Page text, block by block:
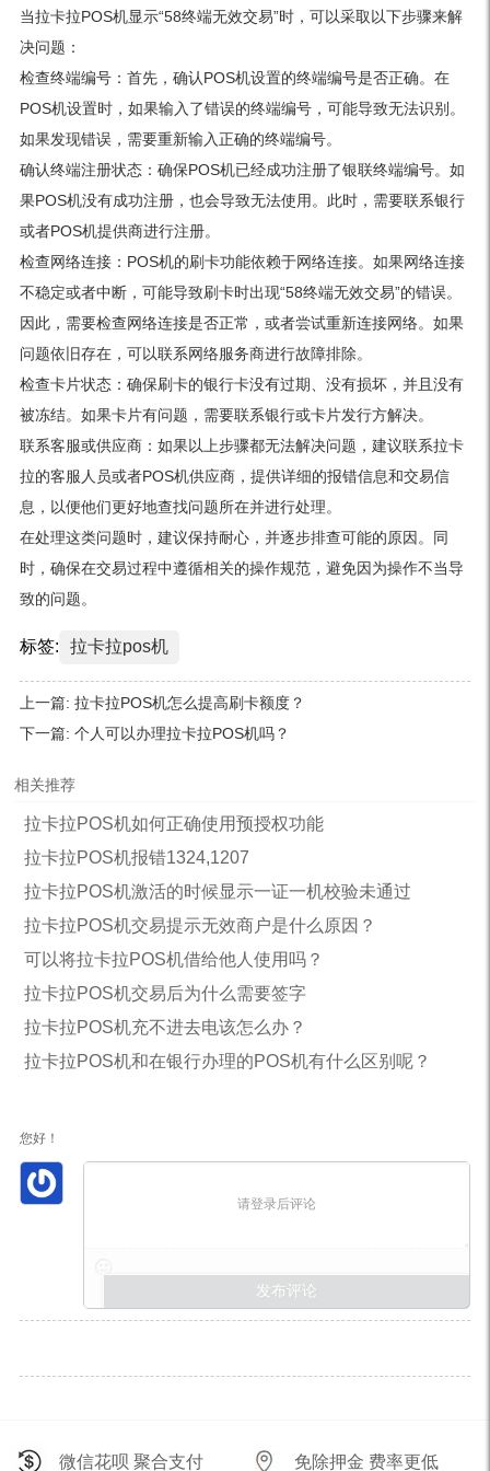
当拉卡拉POS机显示“58终端无效交易”时，可以采取以下步骤来解
决问题：
检查终端编号：首先，确认POS机设置的终端编号是否正确。在
POS机设置时，如果输入了错误的终端编号，可能导致无法识别。
如果发现错误，需要重新输入正确的终端编号。
确认终端注册状态：确保POS机已经成功注册了银联终端编号。如
果POS机没有成功注册，也会导致无法使用。此时，需要联系银行
或者POS机提供商进行注册。
检查网络连接：POS机的刷卡功能依赖于网络连接。如果网络连接
不稳定或者中断，可能导致刷卡时出现“58终端无效交易”的错误。
因此，需要检查网络连接是否正常，或者尝试重新连接网络。如果
问题依旧存在，可以联系网络服务商进行故障排除。
检查卡片状态：确保刷卡的银行卡没有过期、没有损坏，并且没有
被冻结。如果卡片有问题，需要联系银行或卡片发行方解决。
联系客服或供应商：如果以上步骤都无法解决问题，建议联系拉卡
拉的客服人员或者POS机供应商，提供详细的报错信息和交易信
息，以便他们更好地查找问题所在并进行处理。
在处理这类问题时，建议保持耐心，并逐步排查可能的原因。同
时，确保在交易过程中遵循相关的操作规范，避免因为操作不当导
致的问题。
标签: 拉卡拉pos机
上一篇: 拉卡拉POS机怎么提高刷卡额度？
下一篇: 个人可以办理拉卡拉POS机吗？
相关推荐
拉卡拉POS机如何正确使用预授权功能
拉卡拉POS机报错1324,1207
拉卡拉POS机激活的时候显示一证一机校验未通过
拉卡拉POS机交易提示无效商户是什么原因？
可以将拉卡拉POS机借给他人使用吗？
拉卡拉POS机交易后为什么需要签字
拉卡拉POS机充不进去电该怎么办？
拉卡拉POS机和在银行办理的POS机有什么区别呢？
您好！
请登录后评论
微信花呗 聚合支付 免除押金 费率更低